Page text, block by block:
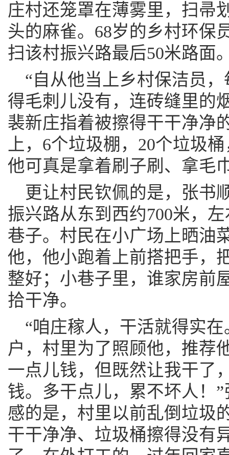
庄村还笼罩在薄雾里，扫帚
头的麻雀。68岁的乡村环保
扫该村振兴路最后50米路面
“自从他当上乡村保洁员
得毛刺儿没有，连砖缝里的
裴新庄指着被擦得干干净净
上，6个垃圾棚，20个垃圾
他可真是拿着刷子刷、拿毛
更让村民钦佩的是，张书
振兴路从东到西约700米，
巷子。村民在小广场上晒油
他，他小跑着上前搭把手，
整好；小巷子里，谁家房前
拾干净。
“咱庄稼人，干活就得实
户，村里为了照顾他，推荐
一点儿钱，但既然让我干了
钱。多干点儿，累不坏人！
感的是，村里以前乱倒垃圾
干干净净、垃圾桶擦得没有